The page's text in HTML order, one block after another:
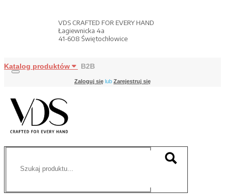
VDS CRAFTED FOR EVERY HAND
Łagiewnicka 4a
41-608 Świętochłowice
Katalog produktów B2B
Zaloguj się lub Zarejestruj się